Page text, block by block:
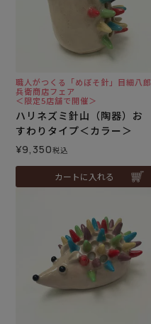
職人がつくる「めぼそ針」目細八郎
兵衛商店フェア
＜限定5店舗で開催＞
ハリネズミ針山（陶器）お
すわりタイプ＜カラー＞
¥9,350税込
カートに入れる